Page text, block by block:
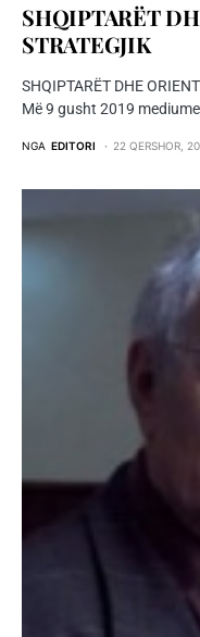
SHQIPTARËT
STRATEGJIK
SHQIPTARËT DHE
Më 9 gusht 2019
NGA EDITORI 22 QERSHOR,